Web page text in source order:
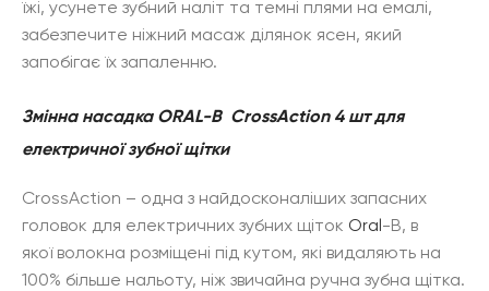
їжі, усунете зубний наліт та темні плями на емалі,
забезпечите ніжний масаж ділянок ясен, який
запобігає їх запаленню.
Змінна насадка ORAL-B CrossAction 4 шт для
електричної зубної щітки
CrossAction – одна з найдосконаліших запасних
головок для електричних зубних щіток Oral -B, в
якої волокна розміщені під кутом, які видаляють на
100% більше нальоту, ніж звичайна ручна зубна щітка.